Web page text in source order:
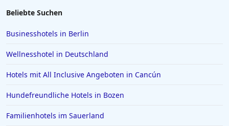
Luxushotels auf Bali
Luxushotels auf den Seychellen
Luxushotels in Basel
Luxushotels in Apulien
Beliebte Suchen
Businesshotels in Berlin
Wellnesshotel in Deutschland
Hotels mit All Inclusive Angeboten in Cancún
Hundefreundliche Hotels in Bozen
Familienhotels im Sauerland